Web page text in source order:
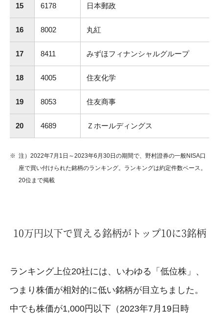
15 6178 日本郵政
16 8002 丸紅
17 8411 みずほフィナンシャルグループ
18 4005 住友化学
19 8053 住友商事
20 4689 Ｚホールディングス
注）2022年7月1日～2023年6月30日の期間で、野村證券の一般NISA口
座で買い付けられた銘柄のランキング。ランキングは約定件数ベース。
20位まで掲載
10万円以下で買える銘柄がトップ10に3銘柄
ランキング上位20社には、いわゆる「低位株」、
つまり株価が相対的に低い銘柄が目立ちました。
中でも株価が1,000円以下（2023年7月19日時